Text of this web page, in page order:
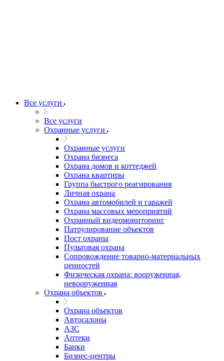
Все услуги
Все услуги
Охранные услуги
Охранные услуги
Охрана бизнеса
Охрана домов и коттеджей
Охрана квартиры
Группа быстрого реагирования
Личная охрана
Охрана автомобилей и гаражей
Охрана массовых мероприятий
Охранный видеомониторинг
Патрулирование объектов
Пост охраны
Пультовая охрана
Сопровождение товарно-материальных
ценностей
Физическая охрана: вооруженная,
невооруженная
Охрана объектов
Охрана объектов
Автосалоны
АЗС
Аптеки
Банки
Бизнес-центры